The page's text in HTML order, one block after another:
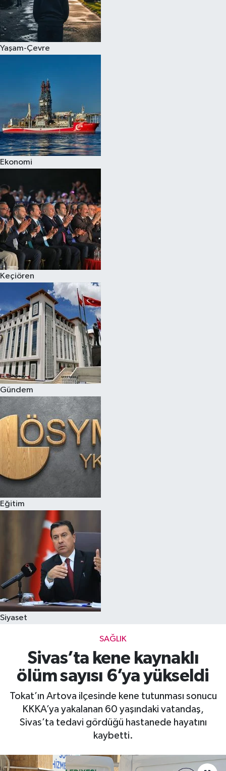
Yaşam-Çevre
Ekonomi
Keçiören
Gündem
Eğitim
Siyaset
SAĞLIK
Sivas’ta kene kaynaklı
ölüm sayısı 6’ya yükseldi
Tokat’ın Artova ilçesinde kene tutunması sonucu
KKKA’ya yakalanan 60 yaşındaki vatandaş,
Sivas’ta tedavi gördüğü hastanede hayatını
kaybetti.